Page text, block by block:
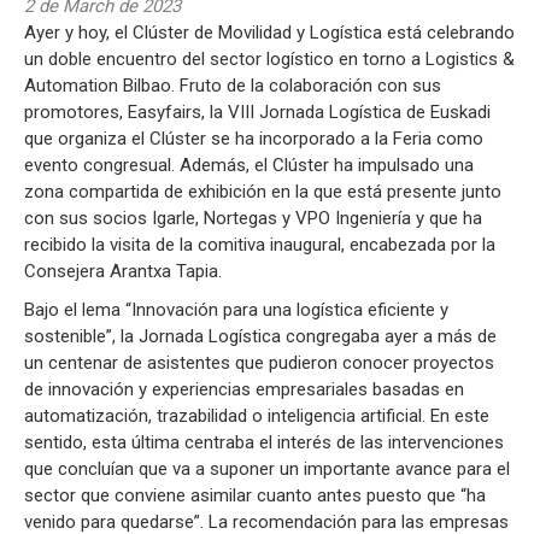
2 de March de 2023
Ayer y hoy, el Clúster de Movilidad y Logística está celebrando
un doble encuentro del sector logístico en torno a Logistics &
Automation Bilbao. Fruto de la colaboración con sus
promotores, Easyfairs, la VIII Jornada Logística de Euskadi
que organiza el Clúster se ha incorporado a la Feria como
evento congresual. Además, el Clúster ha impulsado una
zona compartida de exhibición en la que está presente junto
con sus socios Igarle, Nortegas y VPO Ingeniería y que ha
recibido la visita de la comitiva inaugural, encabezada por la
Consejera Arantxa Tapia.
Bajo el lema “Innovación para una logística eficiente y
sostenible”, la Jornada Logística congregaba ayer a más de
un centenar de asistentes que pudieron conocer proyectos
de innovación y experiencias empresariales basadas en
automatización, trazabilidad o inteligencia artificial. En este
sentido, esta última centraba el interés de las intervenciones
que concluían que va a suponer un importante avance para el
sector que conviene asimilar cuanto antes puesto que “ha
venido para quedarse”. La recomendación para las empresas